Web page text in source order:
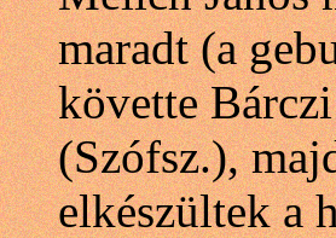
maradt (a
követte
(Szófsz.),
elkészültek a